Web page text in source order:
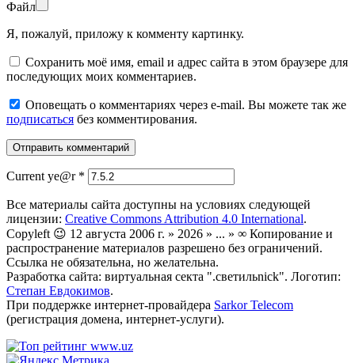
Файл
Я, пожалуй, приложу к комменту картинку.
Сохранить моё имя, email и адрес сайта в этом браузере для
последующих моих комментариев.
Оповещать о комментариях через e-mail. Вы можете так же
подписаться без комментирования.
Current ye@r *
Все материалы сайта доступны на условиях следующей
лицензии: Creative Commons Attribution 4.0 International.
Copyleft 😉 12 августа 2006 г. » 2026 » ... » ∞ Копирование и
распространение материалов разрешено без ограничений.
Ссылка не обязательна, но желательна.
Разработка сайта: виртуальная секта ".светильnick". Логотип:
Степан Евдокимов.
При поддержке интернет-провайдера Sarkor Telecom
(регистрация домена, интернет-услуги).